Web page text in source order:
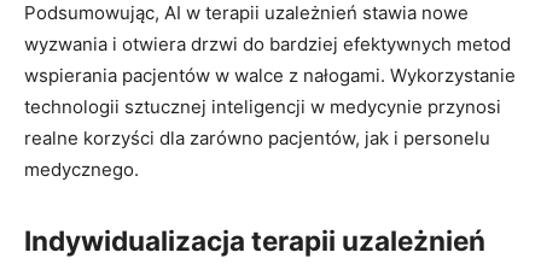
Podsumowując, AI w terapii uzależnień stawia nowe
wyzwania i otwiera drzwi do bardziej efektywnych metod
wspierania pacjentów w walce z nałogami. Wykorzystanie
technologii sztucznej inteligencji w medycynie przynosi
realne korzyści dla zarówno pacjentów, jak i personelu
medycznego.
Indywidualizacja terapii uzależnień